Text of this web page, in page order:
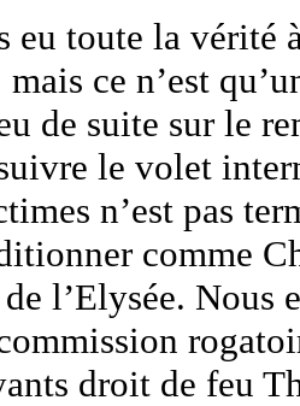
eu toute la
ce n’est
de suite sur le
le volet
n’est pas
comme
l’Elysée. Nous
droit de feu